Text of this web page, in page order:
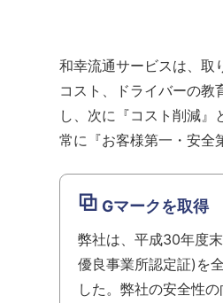
和幸流通サービスは、取
コスト、ドライバーの教
し、次に『コスト削減』
常に『お客様第一・安全
Gマークを取得
弊社は、平成30年度
優良事業所認定証)を
した。弊社の安全性